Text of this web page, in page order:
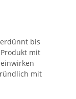
bis
mit
mit